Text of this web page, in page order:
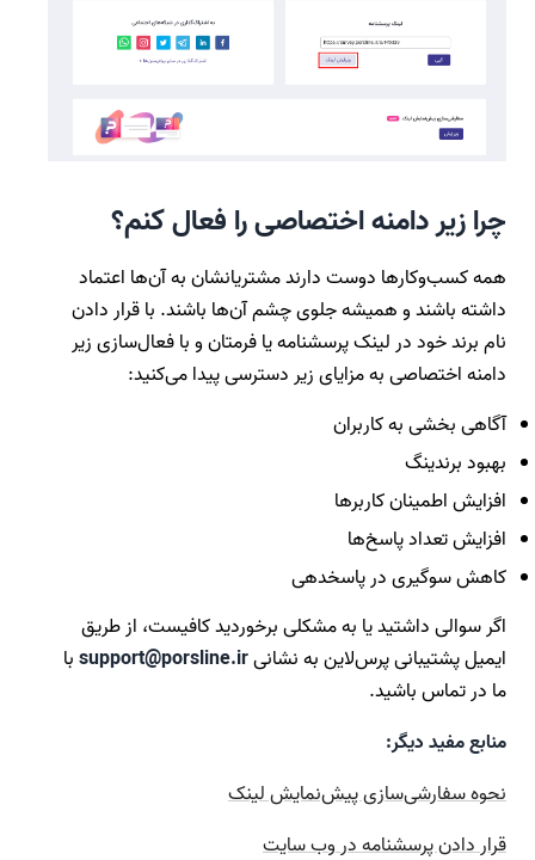
چرا زیر دامنه اختصاصی را فعال کنم؟
همه کسب‌وکارها دوست دارند مشتریانشان به آن‌ها اعتماد
داشته باشند و همیشه جلوی چشم آن‌ها باشند. با قرار دادن
نام برند خود در لینک پرسشنامه یا فرمتان و با فعال‌سازی زیر
دامنه اختصاصی به مزایای زیر دسترسی پیدا می‌کنید:
آگاهی بخشی به کاربران
بهبود برندینگ
افزایش اطمینان کاربرها
افزایش تعداد پاسخ‌ها
کاهش سوگیری در پاسخدهی
اگر سوالی داشتید یا به مشکلی برخوردید کافیست، از طریق
ایمیل پشتیبانی پرس‌لاین به نشانیsupport@porsline.irبا
ما در تماس باشید.
منابع مفید دیگر:
نحوه سفارشی‌سازی پیش‌نمایش لینک
قرار دادن پرسشنامه در وب سایت